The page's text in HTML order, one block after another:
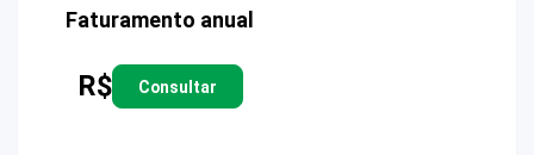
Faturamento anual
R$ Consultar